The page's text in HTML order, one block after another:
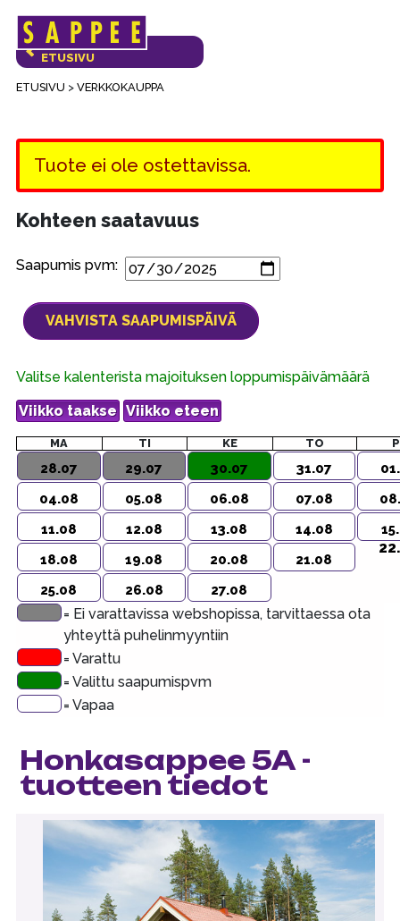
Päävalikko
ETUSIVU > VERKKOKAUPPA
VERKKOKAUPAN
ETUSIVU
Tuote ei ole ostettavissa.
Kohteen saatavuus
Saapumis pvm:
Valitse kalenterista majoituksen loppumispäivämäärä
MA TI KE TO
28.07 29.07 30.07 31.07
04.08
05.08 06.08 07.08
11.08
12.08 13.08 14.08
18.08
19.08 20.08 21.08
25.08 26.08 27.08
= Ei varattavissa webshopissa, tarvittaessa ota
yhteyttä puhelinmyyntiin
= Varattu
= Valittu saapumispvm
= Vapaa
Honkasappee 5A -
tuotteen tiedot